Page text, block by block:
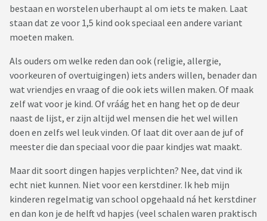
bestaan en worstelen uberhaupt al om iets te maken. Laat
staan dat ze voor 1,5 kind ook speciaal een andere variant
moeten maken.
Als ouders om welke reden dan ook (religie, allergie,
voorkeuren of overtuigingen) iets anders willen, benader dan
wat vriendjes en vraag of die ook iets willen maken. Of maak
zelf wat voor je kind. Of vráág het en hang het op de deur
naast de lijst, er zijn altijd wel mensen die het wel willen
doen en zelfs wel leuk vinden. Of laat dit over aan de juf of
meester die dan speciaal voor die paar kindjes wat maakt.
Maar dit soort dingen hapjes verplichten? Nee, dat vind ik
echt niet kunnen. Niet voor een kerstdiner. Ik heb mijn
kinderen regelmatig van school opgehaald ná het kerstdiner
en dan kon je de helft vd hapjes (veel schalen waren praktisch